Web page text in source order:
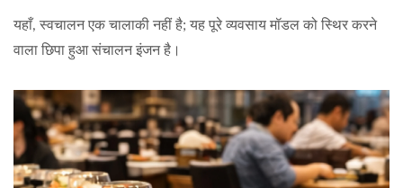
यहाँ, स्वचालन एक चालाकी नहीं है; यह पूरे व्यवसाय मॉडल को स्थिर करने
वाला छिपा हुआ संचालन इंजन है।